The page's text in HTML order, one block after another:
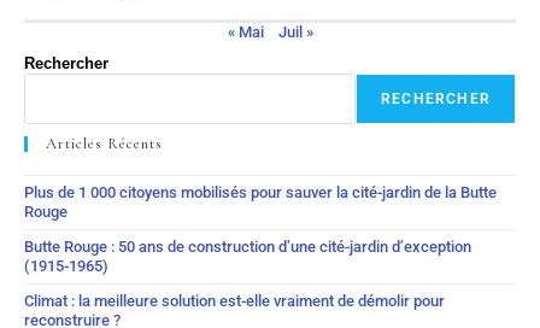
« Mai
Juil »
Rechercher
RECHERCHER
Articles Récents
Plus de 1 000 citoyens mobilisés pour sauver la cité-jardin de la Butte
Rouge
Butte Rouge : 50 ans de construction d’une cité-jardin d’exception
(1915-1965)
Climat : la meilleure solution est-elle vraiment de démolir pour
reconstruire ?